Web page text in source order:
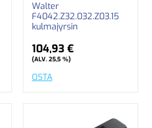
Walter
F4042.Z32.032.Z03.15
kulmajyrsin
104,93 €
(ALV. 25,5 %)
OSTA